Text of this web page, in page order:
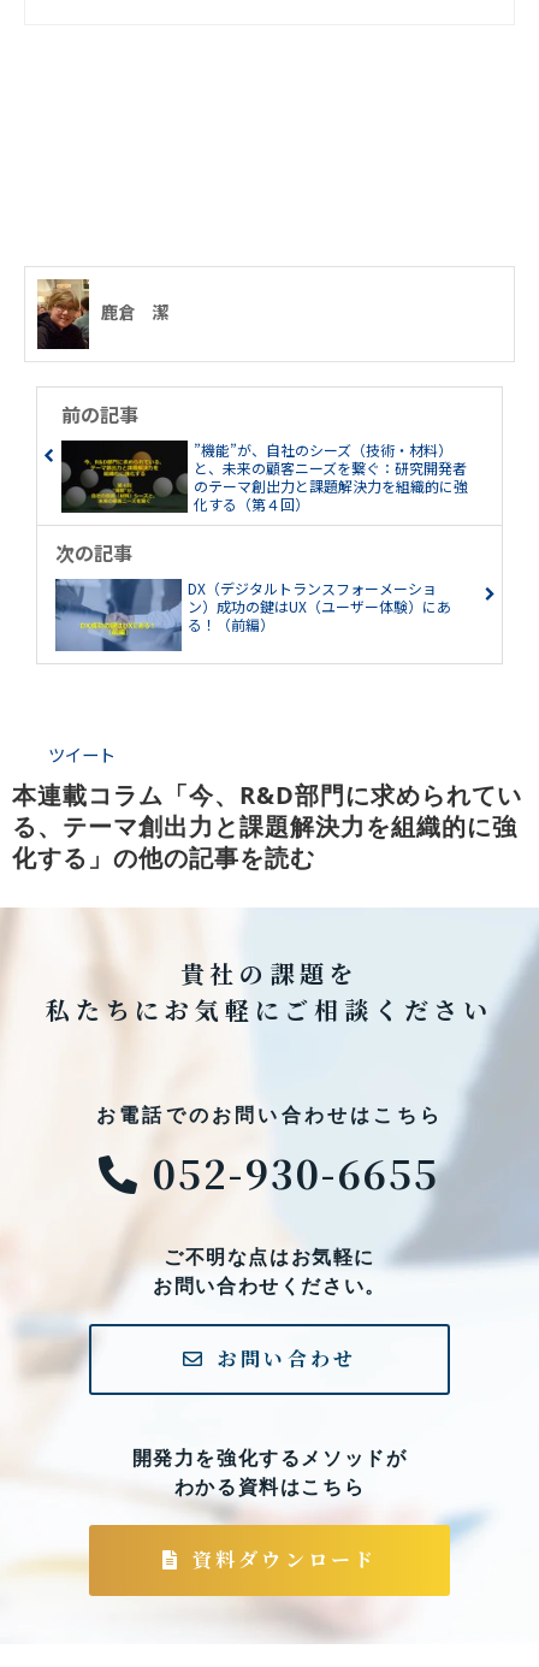
鹿倉 潔
前の記事
”機能”が、自社のシーズ（技術・材料）
と、未来の顧客ニーズを繋ぐ：研究開発者
のテーマ創出力と課題解決力を組織的に強
化する（第４回）
次の記事
DX（デジタルトランスフォーメーショ
ン）成功の鍵はUX（ユーザー体験）にあ
る！（前編）
ツイート
本連載コラム「今、R&D部門に求められてい
る、テーマ創出力と課題解決力を組織的に強
化する」の他の記事を読む
貴社の課題を
私たちにお気軽にご相談ください
お電話でのお問い合わせはこちら
052-930-6655
ご不明な点はお気軽に
お問い合わせください。
お問い合わせ
開発力を強化するメソッドが
わかる資料はこちら
資料ダウンロード